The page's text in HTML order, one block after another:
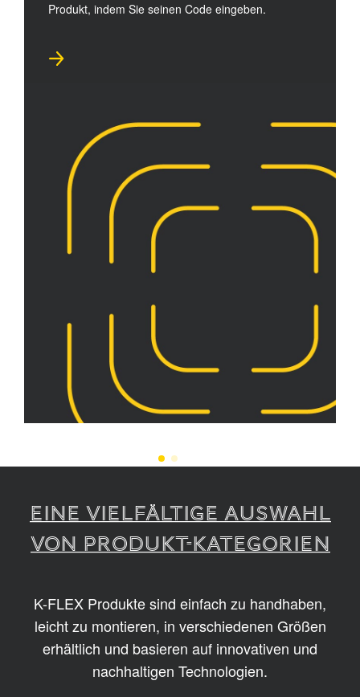
Produkt, indem Sie seinen Code eingeben.
EINE VIELFÄLTIGE AUSWAHL
VON PRODUKT-KATEGORIEN
K-FLEX Produkte sind einfach zu handhaben,
leicht zu montieren, in verschiedenen Größen
erhältlich und basieren auf innovativen und
nachhaltigen Technologien.